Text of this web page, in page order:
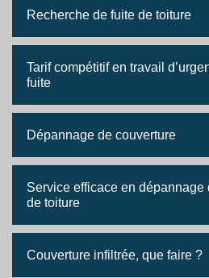
Recherche de fuite de toiture
Tarif compétitif en travail
fuite
Dépannage de couverture
Service efficace en dépannage
de toiture
Couverture infiltrée, que faire ?